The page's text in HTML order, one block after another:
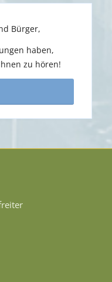
Bürger,
haben,
zu hören!